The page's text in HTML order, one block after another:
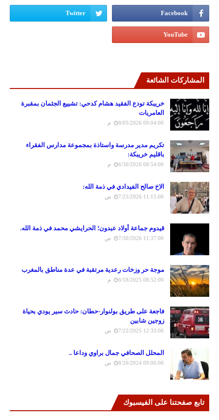
المشاركات الشائعة
خريبكة تودع الفقيد هشام كدحي: تشييع الجثمان بمقبرة
العامريات
8/05/2026 09:04:00 م
تكريم مدير مدرسة واستاذة بمجموعة مدارس الفقراء
باقليم خريبكة:
6/30/2026 08:54:00 م
الاخ صالح الفيدادي في ذمة الله:
7/25/2026 11:15:00 ص
قيدوم جماعة أولاد عبدون؛ الحرايشي محمد في ذمة الله.
7/30/2026 11:37:00 ص
موجة حر وزخات رعدية مرتقبة في عدة مناطق بالمغرب
6/18/2025 08:52:00 م
فاجعة على طريق بولنوار-حطان: حادث سير يودي بحياة
زوجين شابين
7/22/2025 12:33:00 ص
المحلل الصحافي جمال براوي وداعا ..
8/26/2024 09:06:00 ص
تابع صفحتنا على الفيسبوك